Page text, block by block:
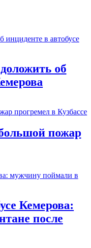
об
пожар
Кемерова:
после